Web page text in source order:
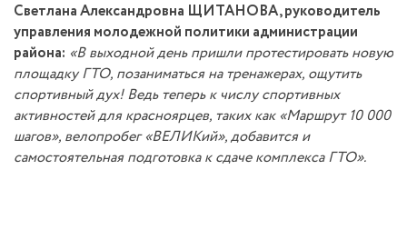
Светлана Александровна ЩИТАНОВА, руководитель
управления молодежной политики администрации
района: «В выходной день пришли протестировать новую
площадку ГТО, позаниматься на тренажерах, ощутить
спортивный дух! Ведь теперь к числу спортивных
активностей для красноярцев, таких как «Маршрут 10 000
шагов», велопробег «ВЕЛИКий», добавится и
самостоятельная подготовка к сдаче комплекса ГТО».